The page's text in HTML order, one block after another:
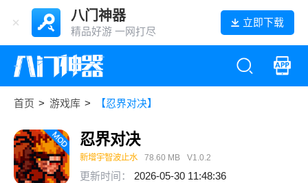
八门神器
精品好游 一网打尽
立即下载
首页 > 游戏库 > 【忍界对决】
忍界对决
新增宇智波止水 78.60 MB V1.0.2
更新时间： 2026-05-30 11:48:36